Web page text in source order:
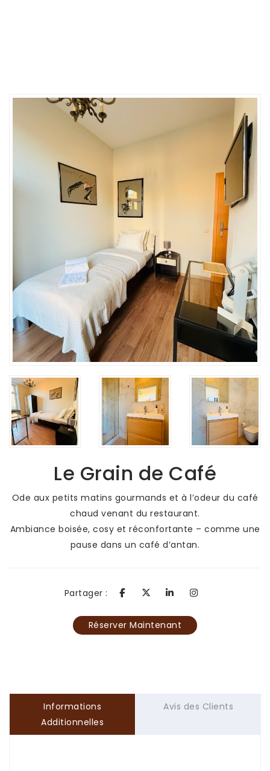
Le Grain de Café
Ode aux petits matins gourmands et à l’odeur du café
chaud venant du restaurant.
Ambiance boisée, cosy et réconfortante – comme une
pause dans un café d’antan.
Partager :
Réserver Maintenant
Informations
Additionnelles
Avis des Clients